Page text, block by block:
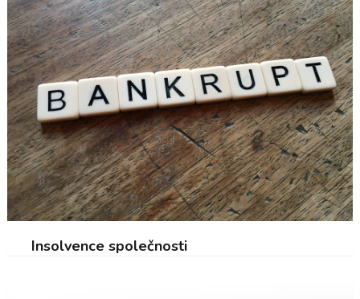
Insolvence společnosti